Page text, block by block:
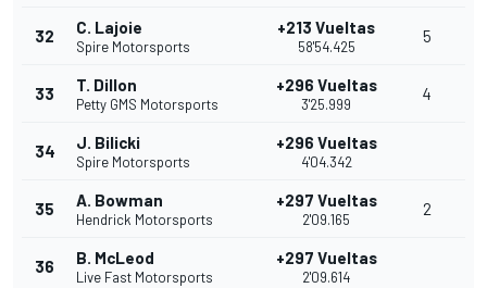
32 C. Lajoie
Spire Motorsports
+213 Vueltas
58'54.425
5
33 T. Dillon
Petty GMS Motorsports
+296 Vueltas
3'25.999
4
34 J. Bilicki
Spire Motorsports
+296 Vueltas
4'04.342
35 A. Bowman
Hendrick Motorsports
+297 Vueltas
2'09.165
2
36 B. McLeod
Live Fast Motorsports
+297 Vueltas
2'09.614